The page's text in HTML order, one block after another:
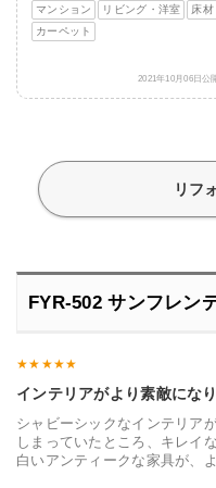
マンション
リビング・洋室
床材
カーペット
2021年10月06日公
リフ
FYR-502 サンフレン
インテリアがより素敵にな
シャビーシックなインテリア
しまっていたところ、キレイ
白いアンティークな家具が、